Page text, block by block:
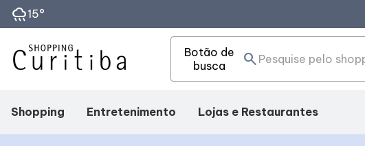
rainy15°
Botão de
busca
search
Shopping Entretenimento Lojas e Restaurantes